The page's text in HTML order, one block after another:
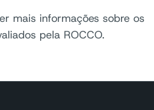
mais informações sobre os
pela ROCCO.